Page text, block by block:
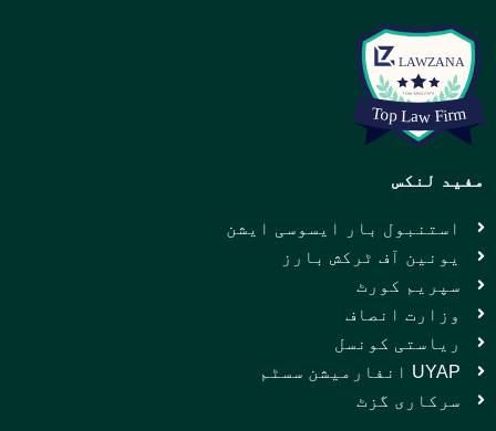
مفید لنکس
استنبول بار ایسوسی ایشن
یونین آف ٹرکش بارز
سپریم کورٹ
وزارت انصاف
ریاستی کونسل
UYAP انفارمیشن سسٹم
سرکاری گزٹ